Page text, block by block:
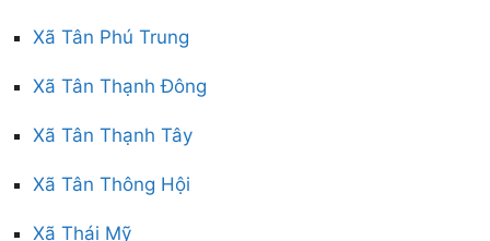
Xã Tân Phú Trung
Xã Tân Thạnh Đông
Xã Tân Thạnh Tây
Xã Tân Thông Hội
Xã Thái Mỹ